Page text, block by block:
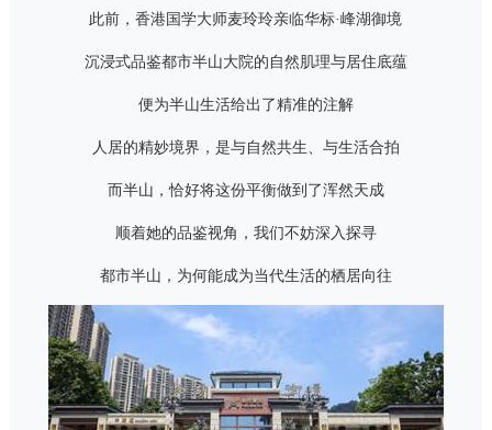
此前，香港国学大师麦玲玲亲临华标·峰湖御境
沉浸式品鉴都市半山大院的自然肌理与居住底蕴
便为半山生活给出了精准的注解
人居的精妙境界，是与自然共生、与生活合拍
而半山，恰好将这份平衡做到了浑然天成
顺着她的品鉴视角，我们不妨深入探寻
都市半山，为何能成为当代生活的栖居向往